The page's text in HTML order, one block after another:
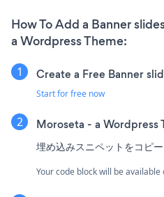
How To Add a Banner
a Wordpress Theme:
Create a Free Banner
Start for free now
Moroseta - a Wordpress
埋め込みスニペットをコピ
Your code block will be